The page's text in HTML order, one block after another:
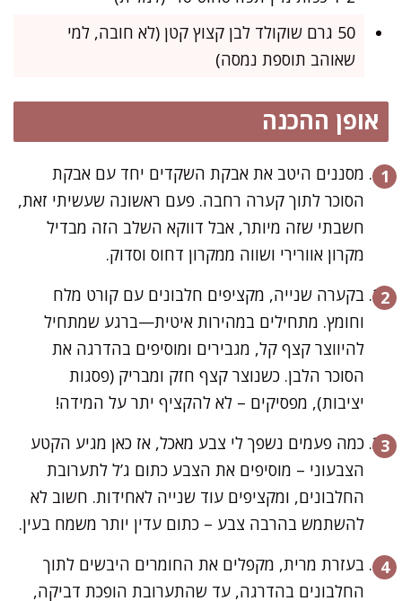
50 גרם שוקולד לבן קצוץ קטן (לא חובה, למי
שאוהב תוספת נמסה)
אופן ההכנה
מסננים היטב את אבקת השקדים יחד עם אבקת
הסוכר לתוך קערה רחבה. פעם ראשונה שעשיתי זאת,
חשבתי שזה מיותר, אבל דווקא השלב הזה מבדיל
מקרון אוורירי ושווה ממקרון דחוס וסדוק.
בקערה שנייה, מקציפים חלבונים עם קורט מלח
וחומץ. מתחילים במהירות איטית—ברגע שמתחיל
להיווצר קצף קל, מגבירים ומוסיפים בהדרגה את
הסוכר הלבן. כשנוצר קצף חזק ומבריק (פסגות
יציבות), מפסיקים – לא להקציף יתר על המידה!
כמה פעמים נשפך לי צבע מאכל, אז כאן מגיע הקטע
הצבעוני – מוסיפים את הצבע כתום ג’ל לתערובת
החלבונים, ומקציפים עוד שנייה לאחידות. חשוב לא
להשתמש בהרבה צבע – כתום עדין יותר משמח בעין.
בעזרת מרית, מקפלים את החומרים היבשים לתוך
החלבונים בהדרגה, עד שהתערובת הופכת דביקה,